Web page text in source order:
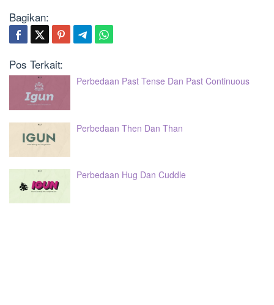
Bagikan:
Pos Terkait:
Perbedaan Past Tense Dan Past Continuous
Perbedaan Then Dan Than
Perbedaan Hug Dan Cuddle